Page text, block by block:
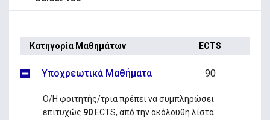
Κατηγορία Μαθημάτων ECTS
Υποχρεωτικά Μαθήματα 90
Ο/Η φοιτητής/τρια πρέπει να συμπληρώσει
επιτυχώς 90ECTS, από την ακόλουθη λίστα